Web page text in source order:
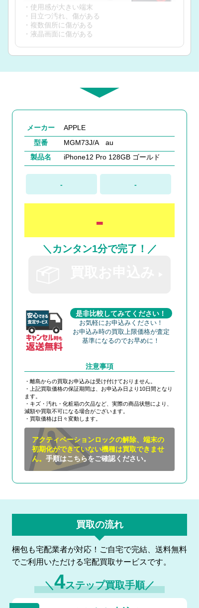
・使用感が大きい端末
・目立つ汚れ、傷がある
・複数個所に傷がある
・液晶画面に傷がある
メーカー
APPLE
型番
MGM73J/A au
製品名
iPhone12 Pro 128GB ゴールド
- -
-
＼カンタン1分で完了！／
是非比較してみてください！
お気軽にお申込みください！
お申込み時の買取上限価格が査定
基準になるのでお早めに！
注意事項
・離島からの買取お申込みは受け付けておりません。
・上記買取価格の保証期間は、お申込み日より10日間となり
ます。
・キズ・汚れ・化粧箱の欠品など、実際の商品状態により、
減額や買取不可になる場合がございます。
・買取価格は日々変動します。
アクティベーションロックの解除、端末の
初期化ができていない機種は買取できませ
ん。手順はこちらをご確認ください。
買取の流れ
梱包も宅配業者が対応！ご自宅で完結、送料無料
でご利用いただける宅配買取サービスです。
＼4ステップ買取手順／